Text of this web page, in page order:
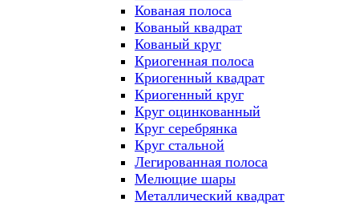
Кованая полоса
Кованый квадрат
Кованый круг
Криогенная полоса
Криогенный квадрат
Криогенный круг
Круг оцинкованный
Круг серебрянка
Круг стальной
Легированная полоса
Мелющие шары
Металлический квадрат